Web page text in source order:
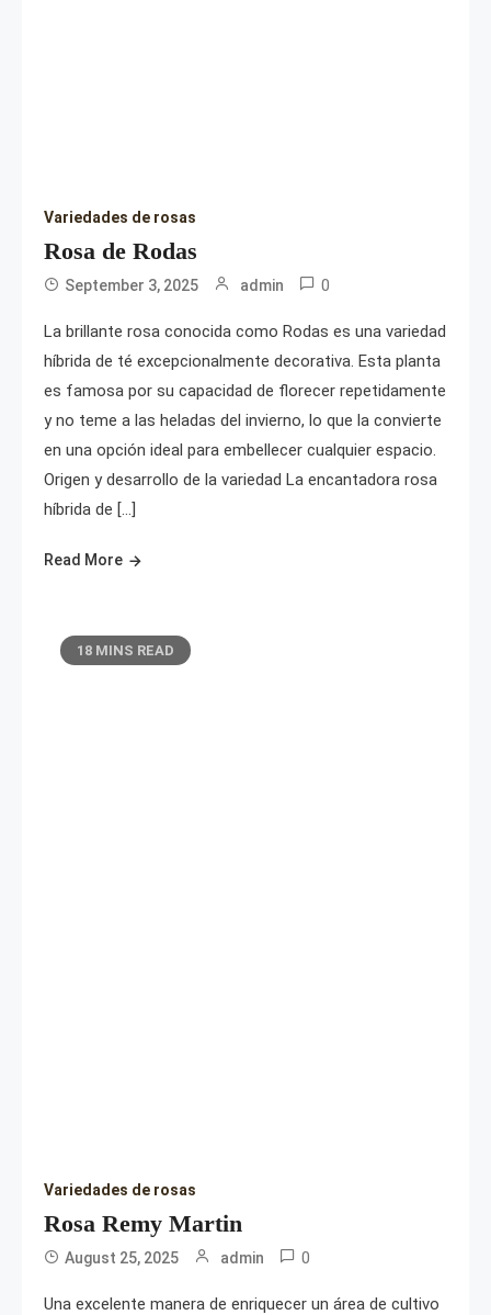
Variedades de rosas
Rosa de Rodas
September 3, 2025 admin 0
La brillante rosa conocida como Rodas es una variedad
híbrida de té excepcionalmente decorativa. Esta planta
es famosa por su capacidad de florecer repetidamente
y no teme a las heladas del invierno, lo que la convierte
en una opción ideal para embellecer cualquier espacio.
Origen y desarrollo de la variedad La encantadora rosa
híbrida de […]
Read More
18 MINS READ
Variedades de rosas
Rosa Remy Martin
August 25, 2025 admin 0
Una excelente manera de enriquecer un área de cultivo